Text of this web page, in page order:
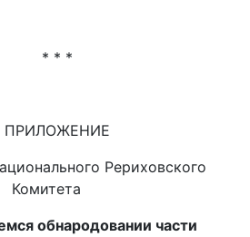
* * *
ПРИЛОЖЕНИЕ
Рериховского
Комитета
обнародовании части